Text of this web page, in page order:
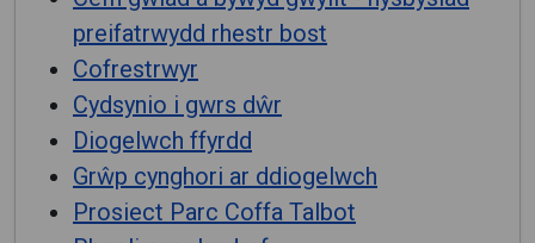
preifatrwydd rhestr bost
Cofrestrwyr
Cydsynio i gwrs dŵr
Diogelwch ffyrdd
Grŵp cynghori ar ddiogelwch
Prosiect Parc Coffa Talbot